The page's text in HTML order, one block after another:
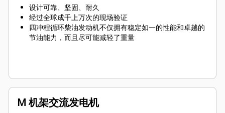
设计可靠、坚固、耐久
经过全球成千上万次的现场验证
四冲程循环柴油发动机不仅拥有稳定如一的性能和卓越的
节油能力，而且尽可能减轻了重量
M 机架交流发电机